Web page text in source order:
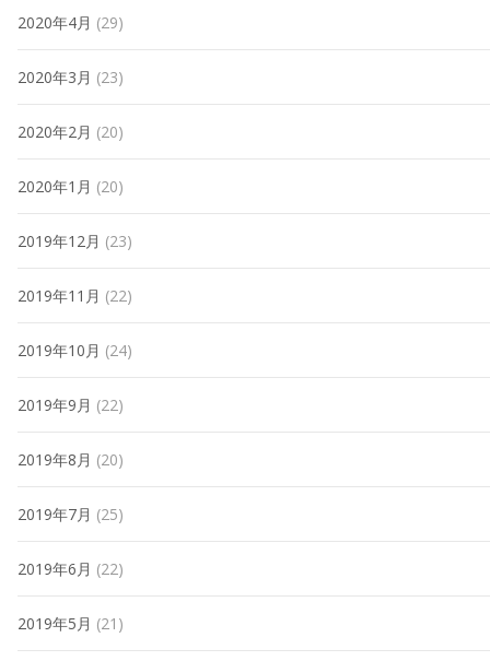
2020年4月 (29)
2020年3月 (23)
2020年2月 (20)
2020年1月 (20)
2019年12月 (23)
2019年11月 (22)
2019年10月 (24)
2019年9月 (22)
2019年8月 (20)
2019年7月 (25)
2019年6月 (22)
2019年5月 (21)